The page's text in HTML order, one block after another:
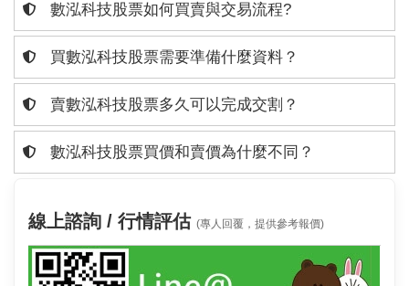
數泓科技股票如何買賣與交易流程?
買數泓科技股票需要準備什麼資料？
賣數泓科技股票多久可以完成交割？
數泓科技股票買價和賣價為什麼不同？
線上諮詢 / 行情評估 (專人回覆，提供參考報價)